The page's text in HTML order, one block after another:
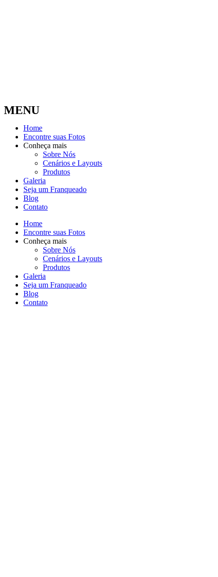
MENU
Home
Encontre suas Fotos
Conheça mais
Sobre Nós
Cenários e Layouts
Produtos
Galeria
Seja um Franqueado
Blog
Contato
Home
Encontre suas Fotos
Conheça mais
Sobre Nós
Cenários e Layouts
Produtos
Galeria
Seja um Franqueado
Blog
Contato